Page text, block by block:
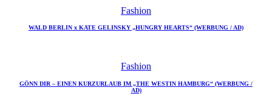
Fashion
WALD BERLIN x KATE GELINSKY „HUNGRY HEARTS“ (WERBUNG / AD)
Fashion
GÖNN DIR – EINEN KURZURLAUB IM „THE WESTIN HAMBURG“ (WERBUNG /
AD)